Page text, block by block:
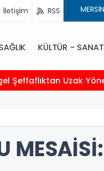
İletişim RSS
KÜLTÜR - SANAT
MESAİSİ: